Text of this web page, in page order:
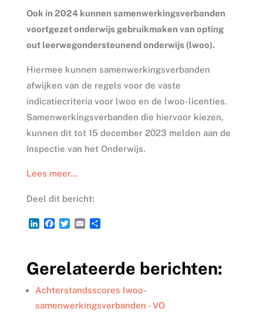
Ook in 2024 kunnen samenwerkingsverbanden
voortgezet onderwijs gebruikmaken van opting
out leerwegondersteunend onderwijs (lwoo).
Hiermee kunnen samenwerkingsverbanden
afwijken van de regels voor de vaste
indicatiecriteria voor lwoo en de lwoo-licenties.
Samenwerkingsverbanden die hiervoor kiezen,
kunnen dit tot 15 december 2023 melden aan de
Inspectie van het Onderwijs.
Lees meer…
Deel dit bericht:
L
e
d
I
n
F
b
o
o
k
T
t
e
r
E
l
D
n
Gerelateerde berichten:
Achterstandsscores lwoo-
samenwerkingsverbanden - VO